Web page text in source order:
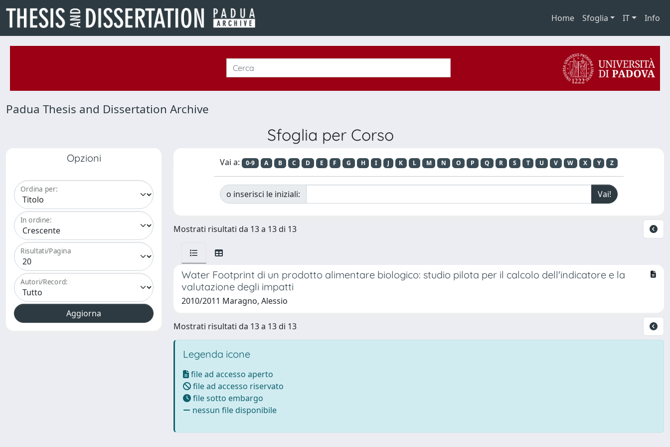
Home Sfoglia IT Info
Padua Thesis and Dissertation Archive
Sfoglia per Corso
Opzioni
Ordina per:
In ordine:
Risultati/Pagina
Autori/Record:
Vai a: 0-9 A B C D E F G H I J K L M N O P Q R S T U V W X Y Z
o inserisci le iniziali:
Mostrati risultati da 13 a 13 di 13
Water Footprint di un prodotto alimentare biologico: studio pilota per il calcolo dell'indicatore e la
valutazione degli impatti
2010/2011 Maragno, Alessio
Mostrati risultati da 13 a 13 di 13
Legenda icone
file ad accesso aperto
file ad accesso riservato
file sotto embargo
nessun file disponibile